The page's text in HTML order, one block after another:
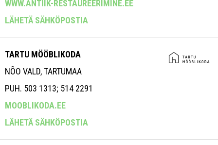
WWW.ANTIIK-RESTAUREERIMINE.EE
LÄHETÄ SÄHKÖPOSTIA
TARTU MÖÖBLIKODA
NÕO VALD, TARTUMAA
PUH. 503 1313; 514 2291
MOOBLIKODA.EE
LÄHETÄ SÄHKÖPOSTIA